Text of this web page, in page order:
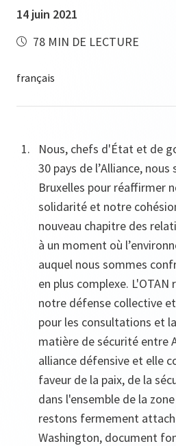
14 juin 2021
78 MIN DE LECTURE
Nous, chefs d'État et de
30 pays de l’Alliance,
Bruxelles pour réaffirmer
solidarité et notre
nouveau chapitre des
à un moment où
auquel nous sommes
en plus complexe.
notre défense collective
pour les consultations et
matière de sécurité entre
alliance défensive et elle
faveur de la paix, de la
dans l'ensemble de la
restons fermement
Washington, document